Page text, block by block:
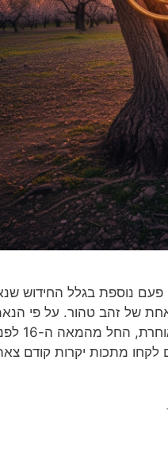
נוספת בגלל החידוש
של זהב טהור. על פי
עשויה בפורמט
לקחו מתכות יקרות קודם